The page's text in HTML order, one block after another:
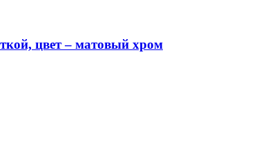
цвет – матовый хром